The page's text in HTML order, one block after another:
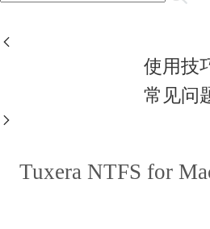
使用技
常见问
Tuxera NTFS for